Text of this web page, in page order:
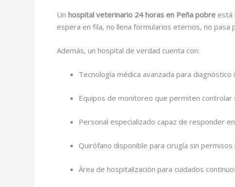
Un hospital veterinario 24 horas en Peña pobre está
espera en fila, no llena formularios eternos, no
Además, un hospital de verdad cuenta con:
Tecnología médica avanzada para diagnóstico
Equipos de monitoreo que permiten
Personal especializado capaz de responder
Quirófano disponible para cirugía sin
Área de hospitalización para cuidados